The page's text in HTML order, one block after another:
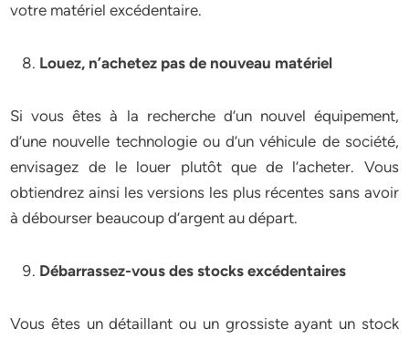
votre matériel excédentaire.
Louez, n’achetez pas de nouveau matériel
Si vous êtes à la recherche d’un nouvel équipement,
d’une nouvelle technologie ou d’un véhicule de société,
envisagez de le louer plutôt que de l’acheter. Vous
obtiendrez ainsi les versions les plus récentes sans avoir
à débourser beaucoup d’argent au départ.
Débarrassez-vous des stocks excédentaires
Vous êtes un détaillant ou un grossiste ayant un stock